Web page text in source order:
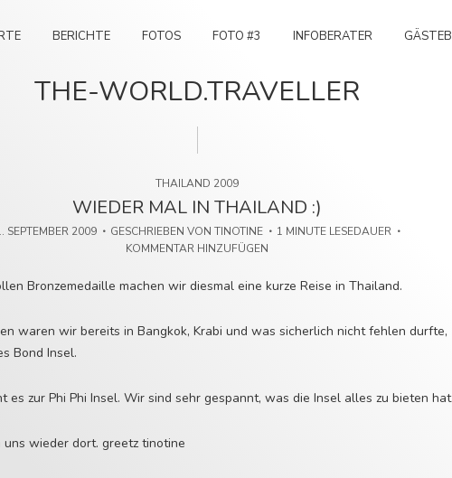
BERICHTE FOTOS FOTO #3 INFOBERATER
THE-WORLD.TRAVELLER
THAILAND 2009
WIEDER MAL IN THAILAND :)
SEPTEMBER 2009 GESCHRIEBEN VON TINOTINE
1 MINUTE LESEDAUER
KOMMENTAR HINZUFÜGEN
Bronzemedaille machen wir diesmal eine kurze Reise in Thailand.
waren wir bereits in Bangkok, Krabi und was sicherlich nicht fehlen durfte,
Bond Insel.
es zur Phi Phi Insel. Wir sind sehr gespannt, was die Insel alles zu bieten hat.
wieder dort. greetz tinotine